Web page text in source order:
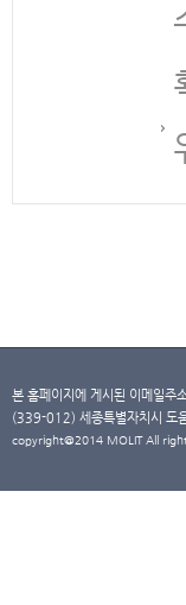
본 홈페이지에 게시된 이메일주
(339-012) 세종특별자치시
copyright@2014 MOLIT All